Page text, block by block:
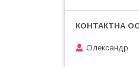
Олександр